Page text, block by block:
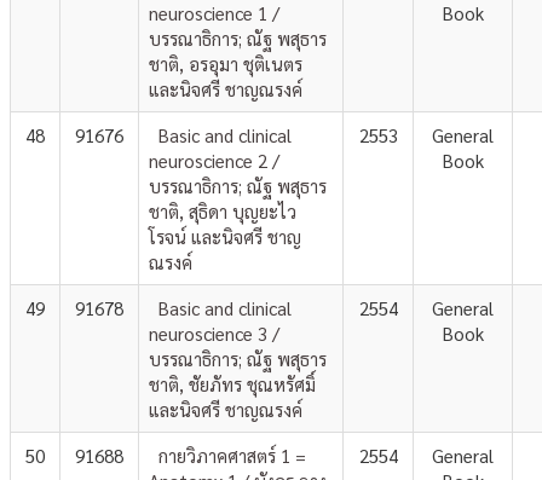
neuroscience 1 /
บรรณาธิการ; ณัฐ พสุธาร
ชาติ, อรอุมา ชุติเนตร
และนิจศรี ชาญณรงค์
Book
48 91676
Basic and clinical
neuroscience 2 /
บรรณาธิการ; ณัฐ พสุธาร
ชาติ, สุธิดา บุญยะไว
โรจน์ และนิจศรี ชาญ
ณรงค์
2553
General
Book
49 91678
Basic and clinical
neuroscience 3 /
บรรณาธิการ; ณัฐ พสุธาร
ชาติ, ชัยภัทร ชุณหรัศมิ์
และนิจศรี ชาญณรงค์
2554
General
Book
50 91688
กายวิภาคศาสตร์ 1 =
2554
General